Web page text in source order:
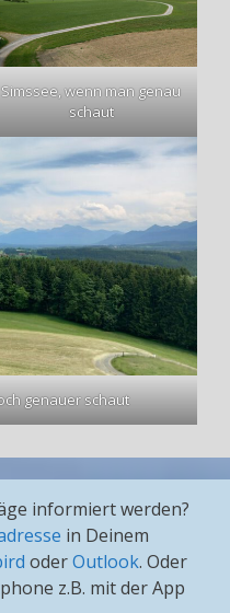
Simssee, wenn man genau
schaut
genauer schaut
informiert werden?
in Deinem
oderOutlook. Oder
z.B. mit der App